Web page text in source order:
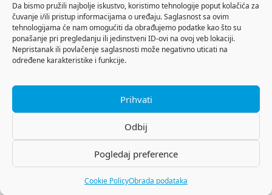
Da bismo pružili najbolje iskustvo, koristimo tehnologije poput kolačića za
čuvanje i/ili pristup informacijama o uređaju. Saglasnost sa ovim
tehnologijama će nam omogućiti da obrađujemo podatke kao što su
ponašanje pri pregledanju ili jedinstveni ID-ovi na ovoj veb lokaciji.
Nepristanak ili povlačenje saglasnosti može negativno uticati na
određene karakteristike i funkcije.
Prihvati
Odbij
Pogledaj preference
Cookie PolicyObrada podataka